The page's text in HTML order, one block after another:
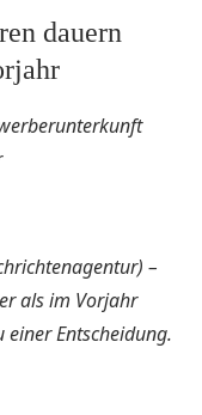
dauern
–
als im Vorjahr
Entscheidung.